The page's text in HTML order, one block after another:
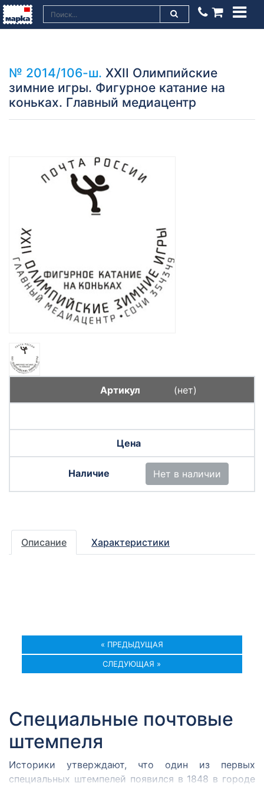
№ 2014/106-ш. XXII Олимпийские
зимние игры. Фигурное катание на
коньках. Главный медиацентр
(нет)
Нет в наличии
Описание Характеристики
« ПРЕДЫДУЩАЯ
СЛЕДУЮЩАЯ »
Специальные почтовые
штемпеля
Историки утверждают, что один из первых
специальных штемпелей появился в 1848 в городе